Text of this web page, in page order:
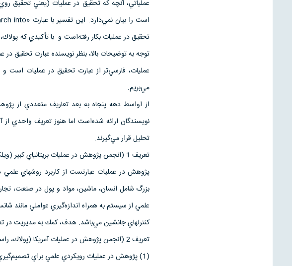
عملياتي، آنچه كه تحقيق در عمليات (يعني تحقيق
توجه به توضيحات بالا، بنظر نويسنده عبارت تحقيق
عمليات، فارسي‌تر از عبارت تحقيق در عمليات
مي‌بريم.
از اواسط دهه پنجاه به بعد تعاريف متعددي
نويسندگان ارائه شده‌است اما هنوز تعريف واحدي از
تحليل قرار مي‌گيرند.
تعريف 1 (انجمن پژوهش در عمليات بريتانياي كبير (ويلكس 1980))
پژوهش در عمليات عبارتست از كاربرد روشهاي
بزرگ شامل انسان، ماشين، مواد و پول در صنعت،
علمي از سيستم به همراه اندازه‌گيري عواملي مانند
كنترلهاي جانشين مي‌باشد. هدف، كمك به مديريت
تعريف 2 (انجمن پژوهش در عمليات آمريكا (پولاك، راسكوپف و بارنت 1994، 1))
(1) پژوهش در عمليات رويكردي علمي براي تصميم‌گيري است.